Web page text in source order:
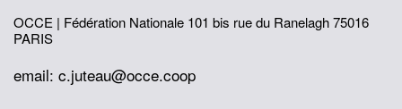
OCCE | Fédération Nationale 101 bis rue du Ranelagh75016
PARIS
email: c.juteau@occe.coop